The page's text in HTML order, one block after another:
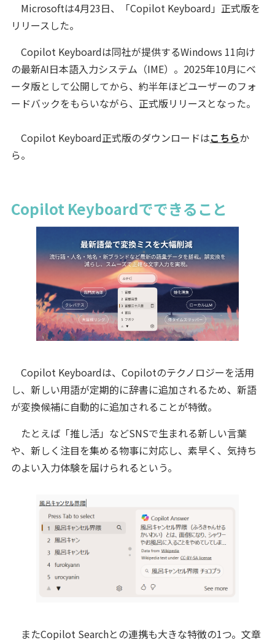
Microsoftは4月23日、「Copilot Keyboard」正式版を
リリースした。
Copilot Keyboardは同社が提供するWindows 11向け
の最新AI日本語入力システム（IME）。2025年10月にベ
ータ版として公開してから、約半年ほどユーザーのフォ
ードバックをもらいながら、正式版リリースとなった。
Copilot Keyboard正式版のダウンロードはこちらか
ら。
Copilot Keyboardでできること
Copilot Keyboardは、Copilotのテクノロジーを活用
し、新しい用語が定期的に辞書に追加されるため、新語
が変換候補に自動的に追加されることが特徴。
たとえば「推し活」などSNSで生まれる新しい言葉
や、新しく注目を集める物事に対応し、素早く、気持ち
のよい入力体験を届けられるという。
またCopilot Searchとの連携も大きな特徴の1つ。文章